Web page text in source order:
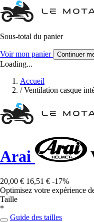
Sous-total du panier
Voir mon panier Continuer
Loading...
Accueil
/ Ventilation casque
Arai
20,00 € 16,51 € -17%
Optimisez votre expérience
Taille
*
Guide des tailles